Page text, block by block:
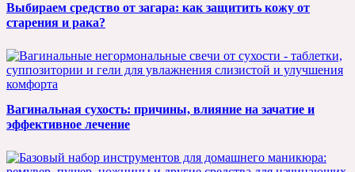
Выбираем средство от загара: как защитить кожу от
старения и рака?
Вагинальная сухость: причины, влияние на зачатие и
эффективное лечение